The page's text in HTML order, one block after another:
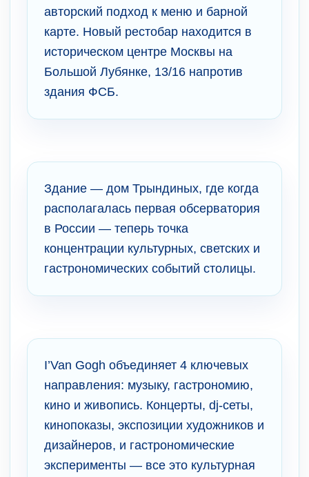
авторский подход к меню и барной
карте. Новый рестобар находится в
историческом центре Москвы на
Большой Лубянке, 13/16 напротив
здания ФСБ.
Здание — дом Трындиных, где когда
располагалась первая обсерватория
в России — теперь точка
концентрации культурных, светских и
гастрономических событий столицы.
I’Van Gogh объединяет 4 ключевых
направления: музыку, гастрономию,
кино и живопись. Концерты, dj-сеты,
кинопоказы, экспозиции художников и
дизайнеров, и гастрономические
эксперименты — все это культурная